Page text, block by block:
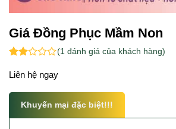
Giá Đồng Phục Mầm Non
trên
dựa
trên
(1 đánh giá của khách hàng)
Liên hệ ngay
Khuyến mại đặc biệt!!!